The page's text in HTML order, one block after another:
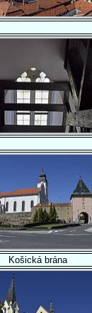
Košická brána